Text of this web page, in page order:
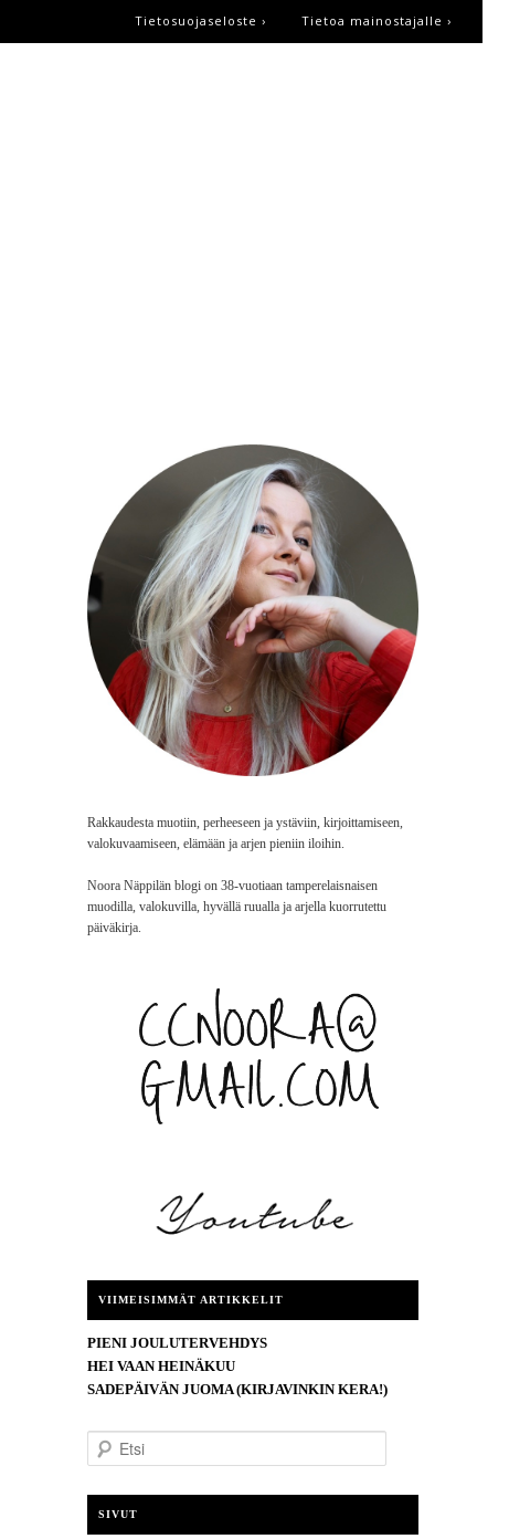
Tietoa mainostajalle ›
Tietosuojaseloste ›
Rakkaudesta muotiin, perheeseen ja ystäviin, kirjoittamiseen,
valokuvaamiseen, elämään ja arjen pieniin iloihin.
Noora Näppilän blogi on 38-vuotiaan tamperelaisnaisen
muodilla, valokuvilla, hyvällä ruualla ja arjella kuorrutettu
päiväkirja.
VIIMEISIMMÄT ARTIKKELIT
PIENI JOULUTERVEHDYS
HEI VAAN HEINÄKUU
SADEPÄIVÄN JUOMA (KIRJAVINKIN KERA!)
t
SIVUT